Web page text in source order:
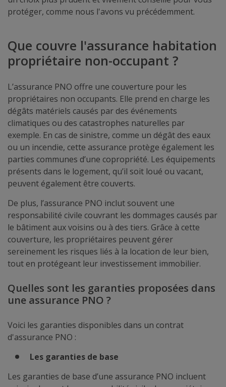
protéger, comme nous l'avons vu précédemment.
Que couvre l'assurance habitation
propriétaire non-occupant ?
L’assurance PNO offre une couverture pour les
propriétaires non occupants. Elle prend en charge les
dégâts matériels causés par des événements
climatiques ou des catastrophes naturelles par
exemple. En cas de sinistre, comme un dégât des eaux
ou un incendie, cette assurance protège également les
parties communes d’une copropriété. Les équipements
présents dans le logement, qu’il soit loué ou vacant,
peuvent également être couverts.
De plus, l’assurance PNO inclut souvent une
responsabilité civile couvrant les dommages causés par
le bâtiment aux voisins ou à des tiers. Grâce à cette
couverture, les propriétaires peuvent gérer
sereinement les risques liés à la location de leur bien,
tout en protégeant leur investissement immobilier.
Quelles sont les garanties proposées dans
une assurance PNO ?
Voici les garanties disponibles dans un contrat
d'assurance PNO :
Les garanties de base
Les garanties de base d’une assurance PNO incluent